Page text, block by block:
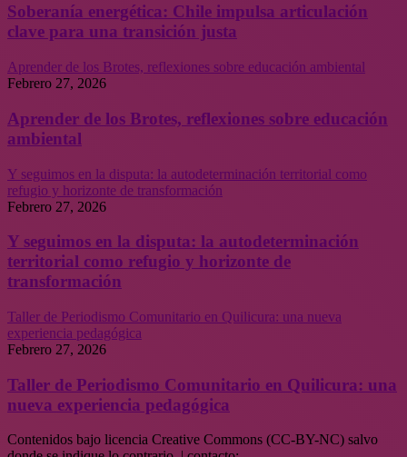
Soberanía energética: Chile impulsa articulación
clave para una transición justa
Aprender de los Brotes, reflexiones sobre educación ambiental
Febrero 27, 2026
Aprender de los Brotes, reflexiones sobre educación
ambiental
Y seguimos en la disputa: la autodeterminación territorial como
refugio y horizonte de transformación
Febrero 27, 2026
Y seguimos en la disputa: la autodeterminación
territorial como refugio y horizonte de
transformación
Taller de Periodismo Comunitario en Quilicura: una nueva
experiencia pedagógica
Febrero 27, 2026
Taller de Periodismo Comunitario en Quilicura: una
nueva experiencia pedagógica
Contenidos bajo licencia Creative Commons (CC-BY-NC) salvo